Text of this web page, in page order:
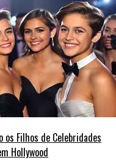
os Filhos de Celebridades
Hollywood